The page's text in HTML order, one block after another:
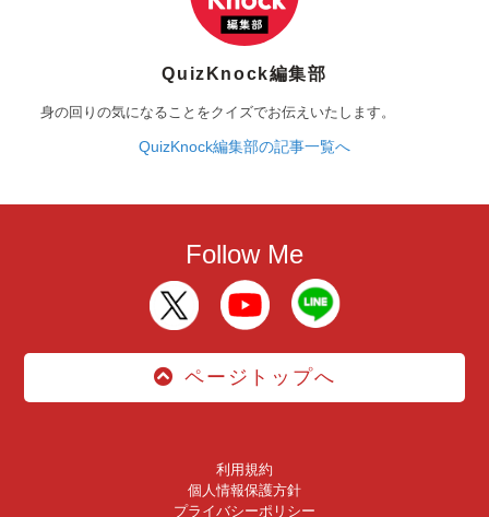
QuizKnock編集部
身の回りの気になることをクイズでお伝えいたします。
QuizKnock編集部の記事一覧へ
Follow Me
ページトップへ
利用規約
個人情報保護方針
プライバシーポリシー